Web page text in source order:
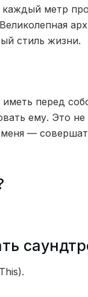
метр
стиль жизни.
перед
ему. Это
—